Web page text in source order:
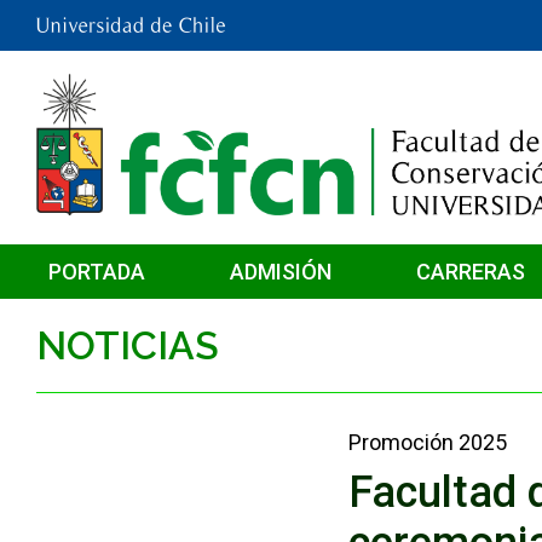
PORTADA ADMISIÓN CARRERAS
NOTICIAS
Promoción 2025
Facultad